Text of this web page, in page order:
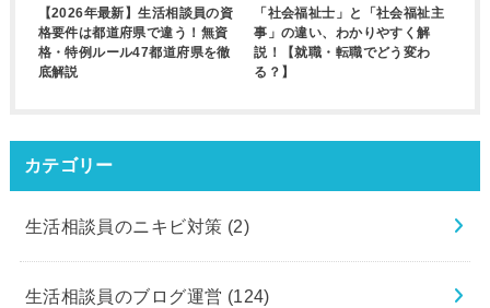
【2026年最新】生活相談員の資
格要件は都道府県で違う！無資
格・特例ルール47都道府県を徹
底解説
「社会福祉士」と「社会福祉主
事」の違い、わかりやすく解
説！【就職・転職でどう変わ
る？】
カテゴリー
生活相談員のニキビ対策 (2)
生活相談員のブログ運営 (124)